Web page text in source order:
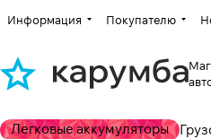
Информация Покупателю
Легковые аккумуляторы